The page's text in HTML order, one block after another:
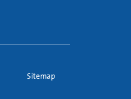
Sitemap